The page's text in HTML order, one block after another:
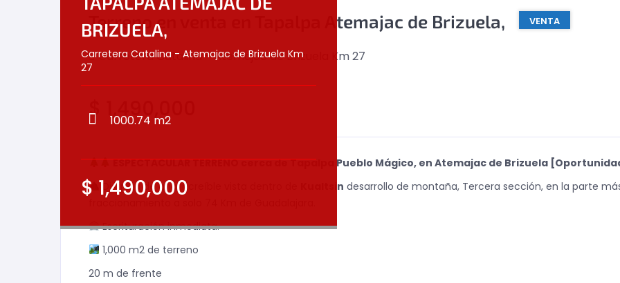
BRIZUELA,
Carretera Catalina - Atemajac de Brizuela Km
27
1000.74 m2
$ 1,490,000
Terreno en venta en Tapalpa Atemajac de Brizuela, VENTA
Carretera Catalina - Atemajac de Brizuela Km 27
$
ESPECTACULAR TERRENO cerca de Tapalpa Pueblo Mágico, en Atemajac de Brizuela
Disfruta de una increíble vista dentro de
Kualtsin desarrollo de montaña, Tercera sección, en la parte
Escrituración inmediata.
1,000 m2 de terreno
20 m de frente